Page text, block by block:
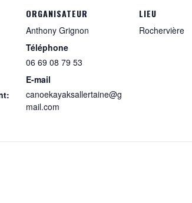
ORGANISATEUR
Anthony Grignon
Téléphone
06 69 08 79 53
E-mail
canoekayaksallertaine@g
mail.com
LIEU
Rochervière